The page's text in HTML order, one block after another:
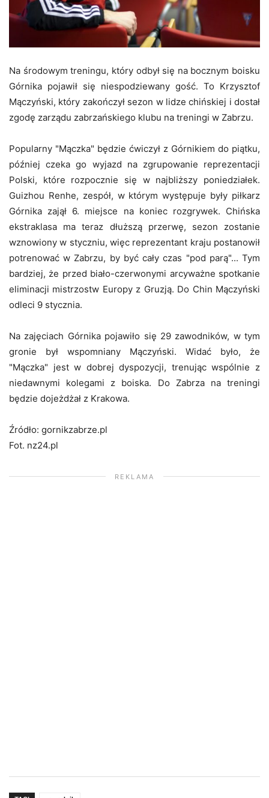
Na środowym treningu, który odbył się na bocznym boisku
Górnika pojawił się niespodziewany gość. To Krzysztof
Mączyński, który zakończył sezon w lidze chińskiej i dostał
zgodę zarządu zabrzańskiego klubu na treningi w Zabrzu.
Popularny "Mączka" będzie ćwiczył z Górnikiem do piątku,
później czeka go wyjazd na zgrupowanie reprezentacji
Polski, które rozpocznie się w najbliższy poniedziałek.
Guizhou Renhe, zespół, w którym występuje były piłkarz
Górnika zajął 6. miejsce na koniec rozgrywek. Chińska
ekstraklasa ma teraz dłuższą przerwę, sezon zostanie
wznowiony w styczniu, więc reprezentant kraju postanowił
potrenować w Zabrzu, by być cały czas "pod parą"... Tym
bardziej, że przed biało-czerwonymi arcyważne spotkanie
eliminacji mistrzostw Europy z Gruzją. Do Chin Mączyński
odleci 9 stycznia.
Na zajęciach Górnika pojawiło się 29 zawodników, w tym
gronie był wspomniany Mączyński. Widać było, że
"Mączka" jest w dobrej dyspozycji, trenując wspólnie z
niedawnymi kolegami z boiska. Do Zabrza na treningi
będzie dojeżdżał z Krakowa.
Źródło: gornikzabrze.pl
Fot. nz24.pl
REKLAMA